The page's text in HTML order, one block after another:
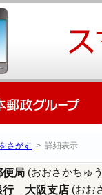
さがす > 詳細表示
便局 (おおさかちゅ
行 大阪支店 (おお